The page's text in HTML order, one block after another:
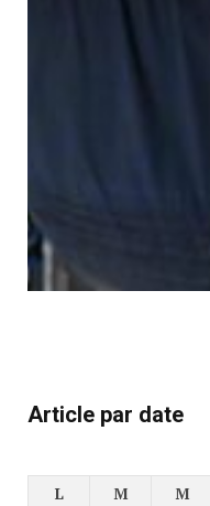
Article par date
L
M M